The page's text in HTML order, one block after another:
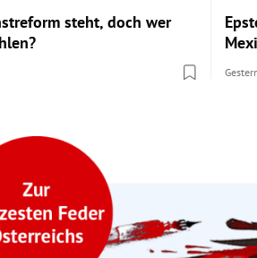
steht, doch wer